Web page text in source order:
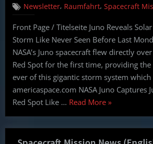
Newsletter, Raumfahrt,Spacecraft
Front Page / Titelseite Juno Reveals
Storm Like Never Seen Before Last
NASA’s Juno spacecraft flew directly
Red Spot for the first time, providing the
ever of this gigantic storm system
americaspace.com NASA Juno Captures
Red Spot Like … Read More“Spacecraft
Mission
News
(English,
»